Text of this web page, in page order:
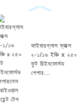
ফাইবারগ্লাস ম্যাক্স
২-১/১৬ ইঞ্চি x ২৫০
ফুট রিইনফোর্সড
পেপার...